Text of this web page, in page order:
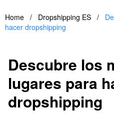
Home / Dropshipping ES /
hacer dropshipping
Descubre los
lugares para
dropshipping